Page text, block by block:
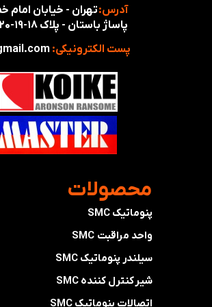
آدرس:تهران - خیابان
پاساژ باستان - پلاک ۱۸-۱۹-۲۰
پست الکترونیکی:
​محصولات
پنوماتیک SMC
واحد مراقبت SMC
سیلندر پنوماتیک SMC
شیر کنترل کننده SMC
اتصالات پنوماتیک SMC